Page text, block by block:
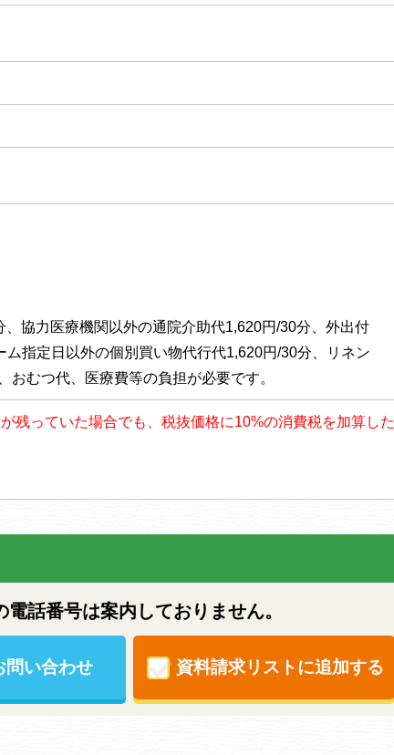
協力医療機関以外の通院介助代1,620円/30分、外出付
指定日以外の個別買い物代行代1,620円/30分、リネン
むつ代、医療費等の負担が必要です。
残っていた場合でも、税抜価格に10%の消費税を加算した
話番号は案内しておりません。
問い合わせ 資料請求リストに追加する